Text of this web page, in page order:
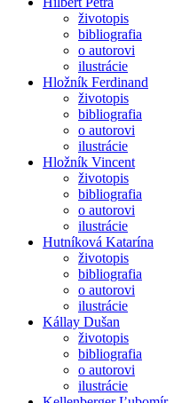
životopis
bibliografia
o autorovi
ilustrácie
Hložník Ferdinand
životopis
bibliografia
o autorovi
ilustrácie
Hložník Vincent
životopis
bibliografia
o autorovi
ilustrácie
Hutníková Katarína
životopis
bibliografia
o autorovi
ilustrácie
Kállay Dušan
životopis
bibliografia
o autorovi
ilustrácie